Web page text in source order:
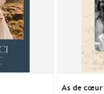
As de cœur